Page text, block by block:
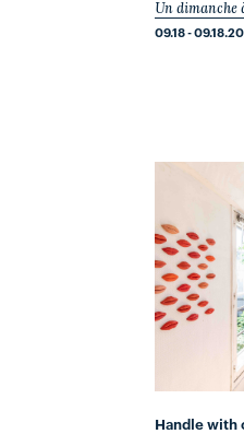
Un dimanche
09.18 -
Handle with